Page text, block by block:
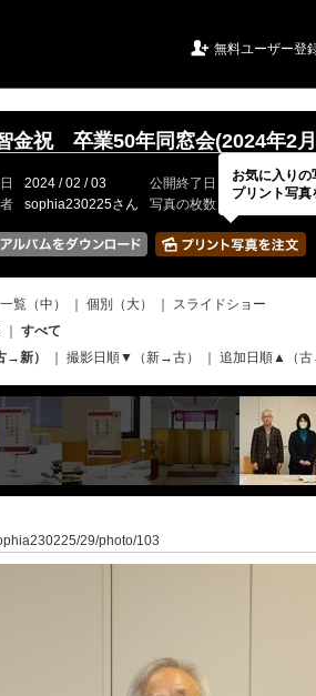
 無料ユーザー登
金祝 卒業50年同窓会(2024年2
2024 / 02 / 03 公開終了日 無期限
sophia230225さん 写真の枚数 365 / 2000枚
一覧（中） 個別（大）
スライドショー
すべて
→新）
撮影日順▼（新→古） 追加日順▲（古
29/photo/103
お気に入りの
プリント写